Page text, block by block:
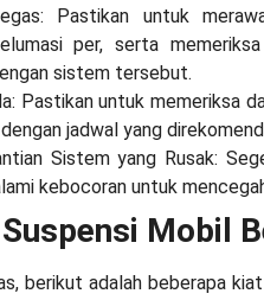
Pastikan untuk
per, serta
sistem tersebut.
Pastikan untuk memeriksa
jadwal yang
Sistem yang Rusak:
kebocoran untuk
Mobil
berikut adalah beberapa